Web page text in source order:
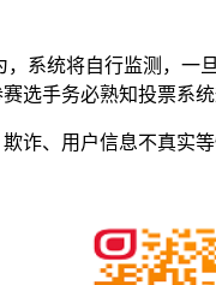
系统将自行监测，
选手务必熟知投票系统
诈、用户信息不真实